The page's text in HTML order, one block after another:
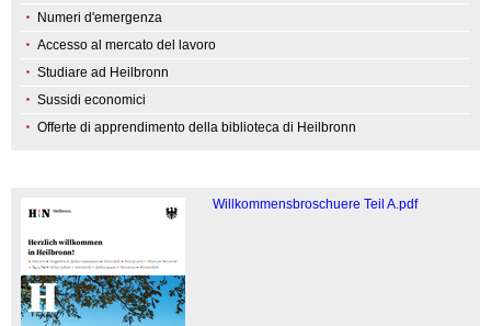
Numeri d'emergenza
Accesso al mercato del lavoro
Studiare ad Heilbronn
Sussidi economici
Offerte di apprendimento della biblioteca di Heilbronn
Willkommensbroschuere Teil A.pdf